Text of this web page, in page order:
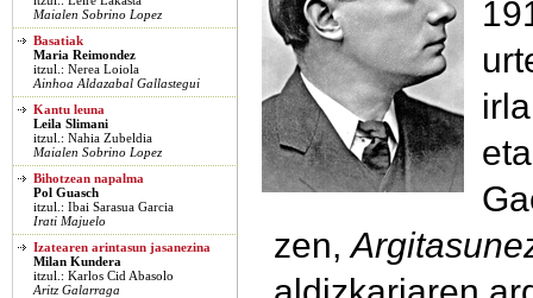
zen,
Maialen Sobrino Lopez
Basatiak
Maria Reimondez
itzul.: Nerea Loiola
Ainhoa Aldazabal Gallastegui
Kantu leuna
Leila Slimani
itzul.: Nahia Zubeldia
Maialen Sobrino Lopez
Bihotzean napalma
Pol Guasch
itzul.: Ibai Sarasua Garcia
Irati Majuelo
Izatearen arintasun jasanezina
Milan Kundera
itzul.: Karlos Cid Abasolo
Aritz Galarraga